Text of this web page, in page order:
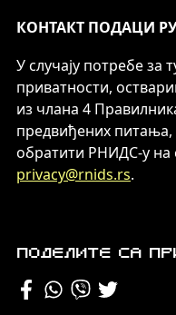
КОНТАКТ ПОДАЦИ
У случају потребе
приватности,
из члана 4
предвиђених питања,
обратити РНИДС-у на
privacy@rnids.rs.
Поделите са